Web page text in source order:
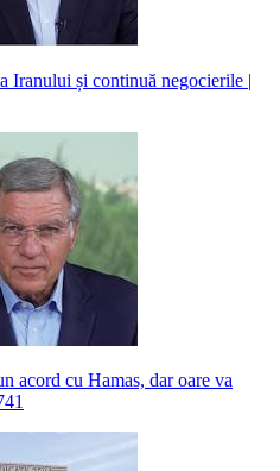
și continuă negocierile |
acord cu Hamas, dar oare va